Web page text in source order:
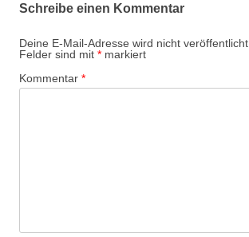
Schreibe einen Kommentar
Deine E-Mail-Adresse wird nicht veröffentlicht.
Felder sind mit * markiert
Kommentar *